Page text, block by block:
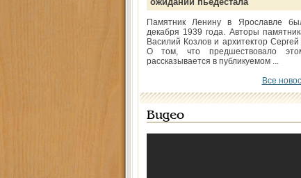
Памятник Ленину в Ярославле
декабря 1939 года. Авторы
Василий Козлов и архитектор
О том, что предшествовало
рассказывается в публикуемом ...
Все
Видео